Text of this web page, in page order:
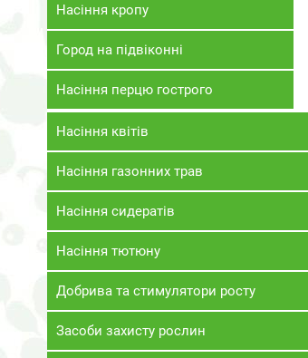
Насіння кропу
Город на підвіконні
Насіння перцю гострого
Насіння квітів
Насіння газонних трав
Насіння сидератів
Насіння тютюну
Добрива та стимулятори росту
Засоби захисту рослин